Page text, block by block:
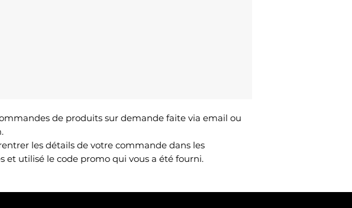
de produits sur demande faite via email ou
les détails de votre commande dans les
et utilisé le code promo qui vous a été fourni.